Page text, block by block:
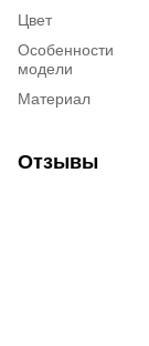
Цвет
Особенности
модели
Материал
Отзывы